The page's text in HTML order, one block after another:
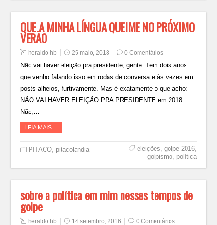
QUE A MINHA LÍNGUA QUEIME NO PRÓXIMO
VERÃO
heraldo hb 25 maio, 2018 0 Comentários
Não vai haver eleição pra presidente, gente. Tem dois anos
que venho falando isso em rodas de conversa e às vezes em
posts alheios, furtivamente. Mas é exatamente o que acho:
NÃO VAI HAVER ELEIÇÃO PRA PRESIDENTE em 2018.
Não,…
LEIA MAIS…
PITACO, pitacolandia eleições, golpe 2016,
golpismo, política
sobre a política em mim nesses tempos de
golpe
heraldo hb 14 setembro, 2016 0 Comentários